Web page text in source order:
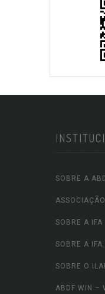
SOBRE A
ASSOCIAÇÃO
SOBRE A IFA
SOBRE A IFA
SOBRE O
ABDF WIN –